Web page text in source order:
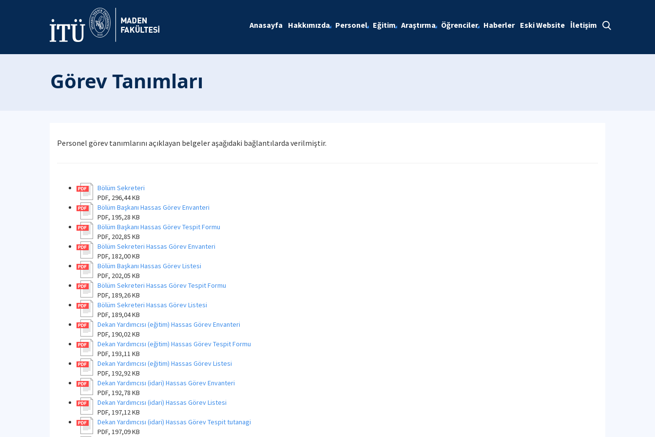
Anasayfa Hakkımızda Personel Eğitim Araştırma Öğrenciler Haberler Eski Website İletişim
Görev Tanımları
Personel görev tanımlarını açıklayan belgeler aşağıdaki bağlantılarda verilmiştir.
Bölüm Sekreteri
PDF, 296,44 KB
Bölüm Başkanı Hassas Görev Envanteri
PDF, 195,28 KB
Bölüm Başkanı Hassas Görev Tespit Formu
PDF, 202,85 KB
Bölüm Sekreteri Hassas Görev Envanteri
PDF, 182,00 KB
Bölüm Başkanı Hassas Görev Listesi
PDF, 202,05 KB
Bölüm Sekreteri Hassas Görev Tespit Formu
PDF, 189,26 KB
Bölüm Sekreteri Hassas Görev Listesi
PDF, 189,04 KB
Dekan Yardımcısı (eğitim) Hassas Görev Envanteri
PDF, 190,02 KB
Dekan Yardımcısı (eğitim) Hassas Görev Tespit Formu
PDF, 193,11 KB
Dekan Yardımcısı (eğitim) Hassas Görev Listesi
PDF, 192,92 KB
Dekan Yardımcısı (idari) Hassas Görev Envanteri
PDF, 192,78 KB
Dekan Yardımcısı (idari) Hassas Görev Listesi
PDF, 197,12 KB
Dekan Yardımcısı (idari) Hassas Görev Tespit tutanagi
PDF, 197,09 KB